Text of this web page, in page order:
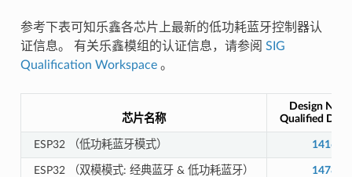
参考下表可知乐鑫各芯片上最新的低功耗蓝牙控制器认
证信息。 有关乐鑫模组的认证信息，请参阅 SIG
Qualification Workspace。
芯片名称
Design
Qualified
ESP32 （低功耗蓝牙模式） 141661
ESP32 （双模模式: 经典蓝牙 & 低功耗蓝牙） 147845